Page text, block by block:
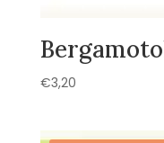
€3,20